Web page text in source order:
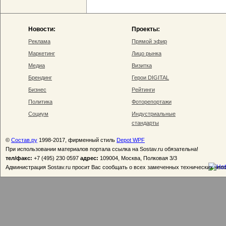
Новости:
Реклама
Маркетинг
Медиа
Брендинг
Бизнес
Политика
Социум
Проекты:
Прямой эфир
Лицо рынка
Визитка
Герои DIGITAL
Рейтинги
Фоторепортажи
Индустриальные
стандарты
© Состав.ру 1998-2017, фирменный стиль Depot WPF
При использовании материалов портала ссылка на Sostav.ru обязательна!
тел/факс: +7 (495) 230 0597 адрес: 109004, Москва, Полковая 3/3
Администрация Sostav.ru просит Вас сообщать о всех замеченных технических